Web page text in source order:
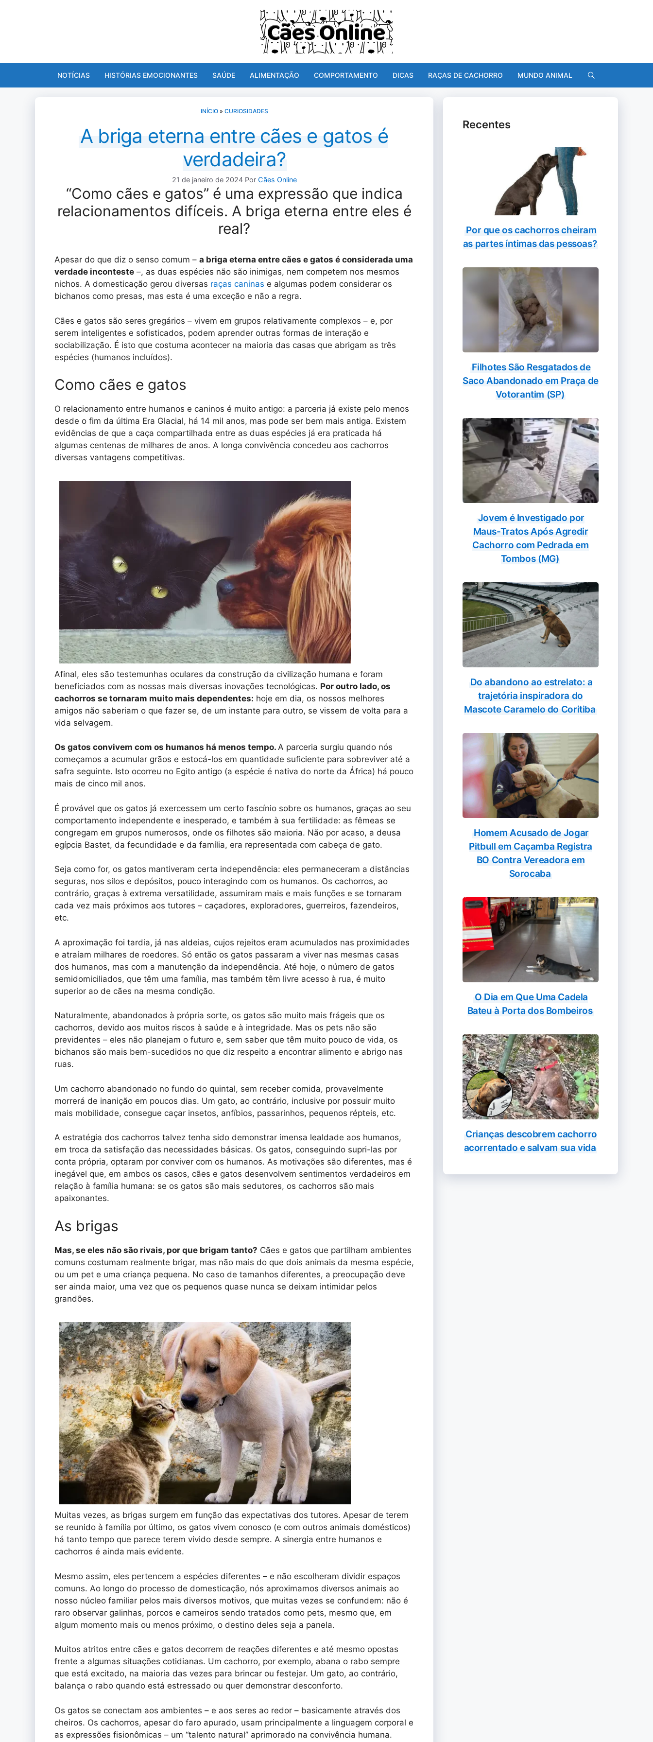
NOTÍCIAS HISTÓRIAS EMOCIONANTES SAÚDE ALIMENTAÇÃO COMPORTAMENTO DICAS RAÇAS DE CACHORRO MUNDO ANIMAL
INÍCIO» CURIOSIDADES
A briga eterna entre cães e gatos é
verdadeira?
21 de janeiro de 2024 Por Cães Online
“Como cães e gatos” é uma expressão que indica
relacionamentos difíceis. A briga eterna entre eles é
real?
Apesar do que diz o senso comum – a briga eterna entre cães e gatos é considerada uma
verdade inconteste –, as duas espécies não são inimigas, nem competem nos mesmos
nichos. A domesticação gerou diversas raças caninas e algumas podem considerar os
bichanos como presas, mas esta é uma exceção e não a regra.
Cães e gatos são seres gregários – vivem em grupos relativamente complexos – e, por
serem inteligentes e sofisticados, podem aprender outras formas de interação e
sociabilização. É isto que costuma acontecer na maioria das casas que abrigam as três
espécies (humanos incluídos).
Como cães e gatos
O relacionamento entre humanos e caninos é muito antigo: a parceria já existe pelo menos
desde o fim da última Era Glacial, há 14 mil anos, mas pode ser bem mais antiga. Existem
evidências de que a caça compartilhada entre as duas espécies já era praticada há
algumas centenas de milhares de anos. A longa convivência concedeu aos cachorros
diversas vantagens competitivas.
Afinal, eles são testemunhas oculares da construção da civilização humana e foram
beneficiados com as nossas mais diversas inovações tecnológicas. Por outro lado, os
cachorros se tornaram muito mais dependentes: hoje em dia, os nossos melhores
amigos não saberiam o que fazer se, de um instante para outro, se vissem de volta para a
vida selvagem.
Os gatos convivem com os humanos há menos tempo. A parceria surgiu quando nós
começamos a acumular grãos e estocá-los em quantidade suficiente para sobreviver até a
safra seguinte. Isto ocorreu no Egito antigo (a espécie é nativa do norte da África) há pouco
mais de cinco mil anos.
É provável que os gatos já exercessem um certo fascínio sobre os humanos, graças ao seu
comportamento independente e inesperado, e também à sua fertilidade: as fêmeas se
congregam em grupos numerosos, onde os filhotes são maioria. Não por acaso, a deusa
egípcia Bastet, da fecundidade e da família, era representada com cabeça de gato.
Seja como for, os gatos mantiveram certa independência: eles permaneceram a distâncias
seguras, nos silos e depósitos, pouco interagindo com os humanos. Os cachorros, ao
contrário, graças à extrema versatilidade, assumiram mais e mais funções e se tornaram
cada vez mais próximos aos tutores – caçadores, exploradores, guerreiros, fazendeiros,
etc.
A aproximação foi tardia, já nas aldeias, cujos rejeitos eram acumulados nas proximidades
e atraíam milhares de roedores. Só então os gatos passaram a viver nas mesmas casas
dos humanos, mas com a manutenção da independência. Até hoje, o número de gatos
semidomiciliados, que têm uma família, mas também têm livre acesso à rua, é muito
superior ao de cães na mesma condição.
Naturalmente, abandonados à própria sorte, os gatos são muito mais frágeis que os
cachorros, devido aos muitos riscos à saúde e à integridade. Mas os pets não são
previdentes – eles não planejam o futuro e, sem saber que têm muito pouco de vida, os
bichanos são mais bem-sucedidos no que diz respeito a encontrar alimento e abrigo nas
ruas.
Um cachorro abandonado no fundo do quintal, sem receber comida, provavelmente
morrerá de inanição em poucos dias. Um gato, ao contrário, inclusive por possuir muito
mais mobilidade, consegue caçar insetos, anfíbios, passarinhos, pequenos répteis, etc.
A estratégia dos cachorros talvez tenha sido demonstrar imensa lealdade aos humanos,
em troca da satisfação das necessidades básicas. Os gatos, conseguindo supri-las por
conta própria, optaram por conviver com os humanos. As motivações são diferentes, mas é
inegável que, em ambos os casos, cães e gatos desenvolvem sentimentos verdadeiros em
relação à família humana: se os gatos são mais sedutores, os cachorros são mais
apaixonantes.
As brigas
Mas, se eles não são rivais, por que brigam tanto? Cães e gatos que partilham ambientes
comuns costumam realmente brigar, mas não mais do que dois animais da mesma espécie,
ou um pet e uma criança pequena. No caso de tamanhos diferentes, a preocupação deve
ser ainda maior, uma vez que os pequenos quase nunca se deixam intimidar pelos
grandões.
Muitas vezes, as brigas surgem em função das expectativas dos tutores. Apesar de terem
se reunido à família por último, os gatos vivem conosco (e com outros animais domésticos)
há tanto tempo que parece terem vivido desde sempre. A sinergia entre humanos e
cachorros é ainda mais evidente.
Mesmo assim, eles pertencem a espécies diferentes – e não escolheram dividir espaços
comuns. Ao longo do processo de domesticação, nós aproximamos diversos animais ao
nosso núcleo familiar pelos mais diversos motivos, que muitas vezes se confundem: não é
raro observar galinhas, porcos e carneiros sendo tratados como pets, mesmo que, em
algum momento mais ou menos próximo, o destino deles seja a panela.
Muitos atritos entre cães e gatos decorrem de reações diferentes e até mesmo opostas
frente a algumas situações cotidianas. Um cachorro, por exemplo, abana o rabo sempre
que está excitado, na maioria das vezes para brincar ou festejar. Um gato, ao contrário,
balança o rabo quando está estressado ou quer demonstrar desconforto.
Os gatos se conectam aos ambientes – e aos seres ao redor – basicamente através dos
cheiros. Os cachorros, apesar do faro apurado, usam principalmente a linguagem corporal e
as expressões fisionômicas – um “talento natural” aprimorado na convivência humana.
Recentes
Por que os cachorros cheiram
as partes íntimas das pessoas?
Filhotes São Resgatados de
Saco Abandonado em Praça de
Votorantim (SP)
Jovem é Investigado por
Maus-Tratos Após Agredir
Cachorro com Pedrada em
Tombos (MG)
Do abandono ao estrelato: a
trajetória inspiradora do
Mascote Caramelo do Coritiba
Homem Acusado de Jogar
Pitbull em Caçamba Registra
BO Contra Vereadora em
Sorocaba
O Dia em Que Uma Cadela
Bateu à Porta dos Bombeiros
Crianças descobrem cachorro
acorrentado e salvam sua vida